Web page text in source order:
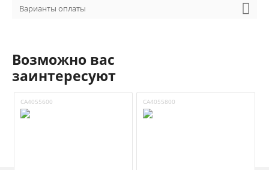
Варианты оплаты
Возможно вас
заинтересуют
CA4055600 CA4055800